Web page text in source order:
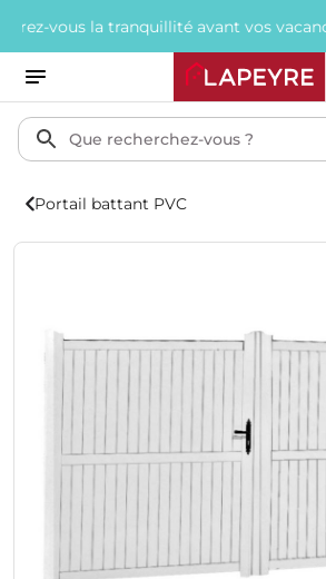
la tranquillité avant vos vacances
Portail battant PVC